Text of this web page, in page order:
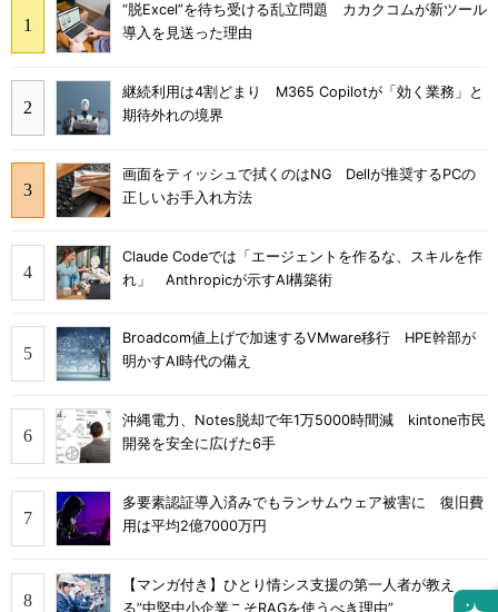
“脱Excel”を待ち受ける乱立問題 カカクコムが新ツール
導入を見送った理由
継続利用は4割どまり M365 Copilotが「効く業務」と
期待外れの境界
画面をティッシュで拭くのはNG Dellが推奨するPCの
正しいお手入れ方法
Claude Codeでは「エージェントを作るな、スキルを作
れ」 Anthropicが示すAI構築術
Broadcom値上げで加速するVMware移行 HPE幹部が
明かすAI時代の備え
沖縄電力、Notes脱却で年1万5000時間減 kintone市民
開発を安全に広げた6手
多要素認証導入済みでもランサムウェア被害に 復旧費
用は平均2億7000万円
【マンガ付き】ひとり情シス支援の第一人者が教え
る”中堅中小企業こそRAGを使うべき理由”